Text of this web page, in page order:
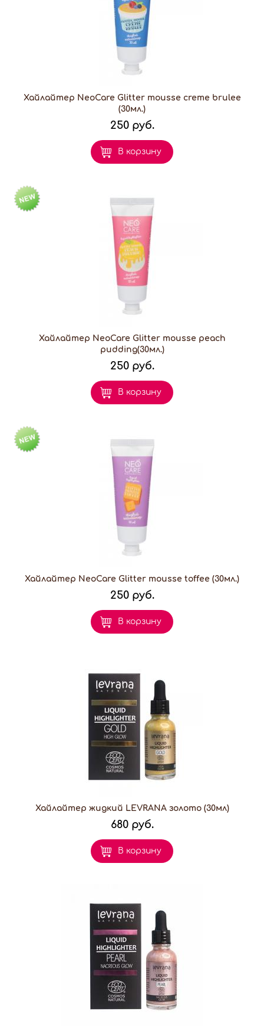
Хайлайтер NeoCare Glitter mousse creme brulee
(30мл.)
250 руб.
В корзину
Хайлайтер NeoCare Glitter mousse peach
pudding(30мл.)
250 руб.
В корзину
Хайлайтер NeoCare Glitter mousse toffee (30мл.)
250 руб.
В корзину
Хайлайтер жидкий LEVRANA золото (30мл)
680 руб.
В корзину